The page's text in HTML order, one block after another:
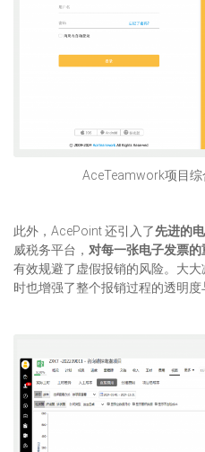
AceTeamwork项目
此外，AcePoint 还引入了先进的
威税务平台， 对每一张电子发票的
有效规避了虚假报销的风险。大
时也增强了整个报销过程的透明度